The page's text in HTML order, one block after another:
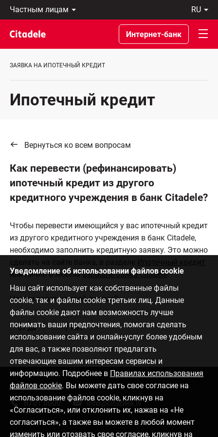
Частным
лицам
Предприятиям
Private
Banking
банке
ru
Latviski
По-
русски
In
Интернет-банк
ЗАЯВКА НА ИПОТЕЧНЫЙ КРЕДИТ
Ипотечный кредит
Вернуться ко всем вопросам
Как перевести (рефинансировать)
ипотечный кредит из другого
кредитного учреждения в банк Citadele?
Чтобы перевести имеющийся у вас ипотечный кредит
из другого кредитного учреждения в банк Citadele,
необходимо заполнить кредитную заявку. Это можно
или лично в любомфилиале банка Citadele.
Нашли ответ на свой вопрос?
Да Нет
Уведомление об использовании файлов cookie
Наш сайт использует как собственные файлы
cookie, так и файлы cookie третьих лиц. Данные
файлы cookie дают нам возможность лучше
понимать ваши предпочтения, помогая сделать
использование сайта и онлайн-услуг более удобным
для вас, а также позволяют предлагать
отвечающие вашим интересам сервисы и
информацию. Подробнее в Правилах использования
файлов cookie. Вы можете дать свое согласие на
использование файлов cookie, кликнув на
«Согласиться», или отклонить их, нажав на «Не
согласиться», а также вы можете в любой момент
изменить или отозвать свое согласие, кликнув на
Связаться с нами
6701 0000 info@citadele.lv